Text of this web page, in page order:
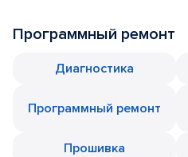
Программный ремонт
Диагностика
Программный ремонт
Прошивка